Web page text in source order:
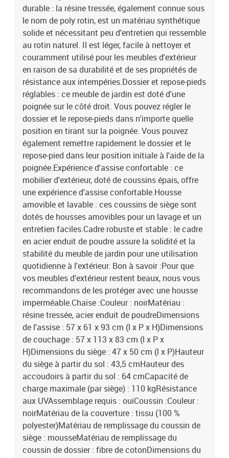
durable : la résine tressée, également connue sous
le nom de poly rotin, est un matériau synthétique
solide et nécessitant peu d'entretien qui ressemble
au rotin naturel. Il est léger, facile à nettoyer et
couramment utilisé pour les meubles d'extérieur
en raison de sa durabilité et de ses propriétés de
résistance aux intempéries.Dossier et repose-pieds
réglables : ce meuble de jardin est doté d'une
poignée sur le côté droit. Vous pouvez régler le
dossier et le repose-pieds dans n'importe quelle
position en tirant sur la poignée. Vous pouvez
également remettre rapidement le dossier et le
repose-pied dans leur position initiale à l'aide de la
poignée.Expérience d'assise confortable : ce
mobilier d'extérieur, doté de coussins épais, offre
une expérience d'assise confortable.Housse
amovible et lavable : ces coussins de siège sont
dotés de housses amovibles pour un lavage et un
entretien faciles.Cadre robuste et stable : le cadre
en acier enduit de poudre assure la solidité et la
stabilité du meuble de jardin pour une utilisation
quotidienne à l'extérieur. Bon à savoir :Pour que
vos meubles d'extérieur restent beaux, nous vous
recommandons de les protéger avec une housse
imperméable.Chaise :Couleur : noirMatériau :
résine tressée, acier enduit de poudreDimensions
de l'assise : 57 x 61 x 93 cm (l x P x H)Dimensions
de couchage : 57 x 113 x 83 cm (l x P x
H)Dimensions du siège : 47 x 50 cm (l x P)Hauteur
du siège à partir du sol : 43,5 cmHauteur des
accoudoirs à partir du sol : 64 cmCapacité de
charge maximale (par siège) : 110 kgRésistance
aux UVAssemblage requis : ouiCoussin :Couleur :
noirMatériau de la couverture : tissu (100 %
polyester)Matériau de remplissage du coussin de
siège : mousseMatériau de remplissage du
coussin de dossier : fibre de cotonDimensions du